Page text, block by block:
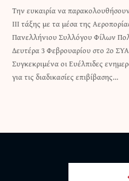
Την ευκαιρία να
ΙΙΙ τάξης με τα μέσα της
Πανελλήνιου Συλλόγου Φίλων
Δευτέρα 3 Φεβρουαρίου στο 2ο
Συγκεκριμένα οι Ευέλπιδες
για τις διαδικασίες επιβίβασης…